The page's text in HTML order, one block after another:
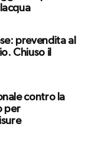
prevendita al
Chiuso il
contro la
per